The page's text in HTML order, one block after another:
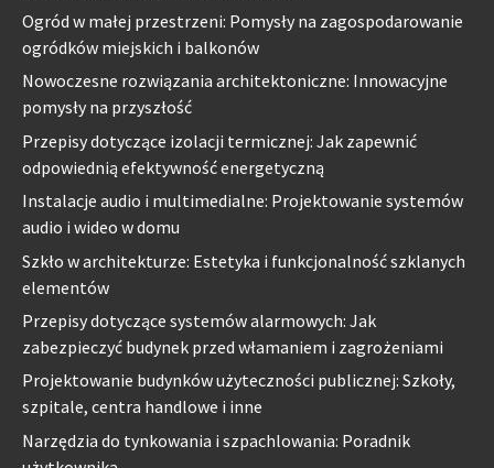
Ogród w małej przestrzeni: Pomysły na zagospodarowanie
ogródków miejskich i balkonów
Nowoczesne rozwiązania architektoniczne: Innowacyjne
pomysły na przyszłość
Przepisy dotyczące izolacji termicznej: Jak zapewnić
odpowiednią efektywność energetyczną
Instalacje audio i multimedialne: Projektowanie systemów
audio i wideo w domu
Szkło w architekturze: Estetyka i funkcjonalność szklanych
elementów
Przepisy dotyczące systemów alarmowych: Jak
zabezpieczyć budynek przed włamaniem i zagrożeniami
Projektowanie budynków użyteczności publicznej: Szkoły,
szpitale, centra handlowe i inne
Narzędzia do tynkowania i szpachlowania: Poradnik